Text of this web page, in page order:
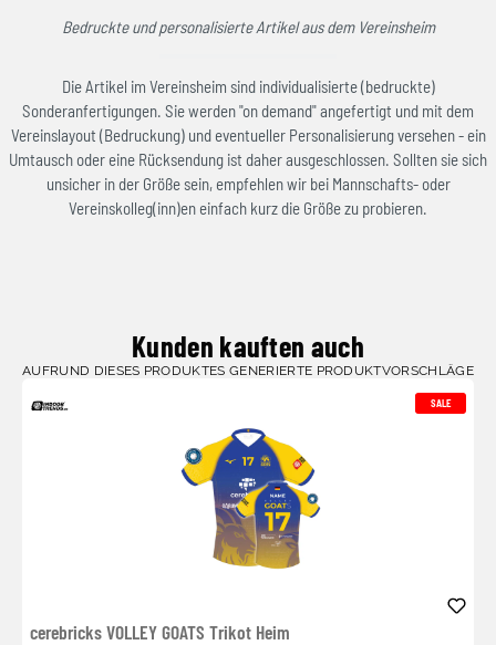
Bedruckte und personalisierte Artikel aus dem Vereinsheim
Die Artikel im Vereinsheim sind individualisierte (bedruckte)
Sonderanfertigungen. Sie werden "on demand" angefertigt und mit dem
Vereinslayout (Bedruckung) und eventueller Personalisierung versehen - ein
Umtausch oder eine Rücksendung ist daher ausgeschlossen. Sollten sie sich
unsicher in der Größe sein, empfehlen wir bei Mannschafts- oder
Vereinskolleg(inn)en einfach kurz die Größe zu probieren.
Kunden kauften auch
AUFRUND DIESES PRODUKTES GENERIERTE PRODUKTVORSCHLÄGE
SALE
cerebricks VOLLEY GOATS Trikot Heim